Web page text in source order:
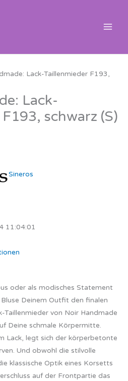
Lack-Taillenmieder F193,
Lack-
schwarz (S)
Sineros
11:04:01
oder als modisches Statement
Deinem Outfit den finalen
Taillenmieder von Noir Handmade
Deine schmale Körpermitte.
Lack, legt sich der körperbetonte
Und obwohl die stilvolle
klassische Optik eines Korsetts
auf der Frontpartie das
Preis
€18,39.